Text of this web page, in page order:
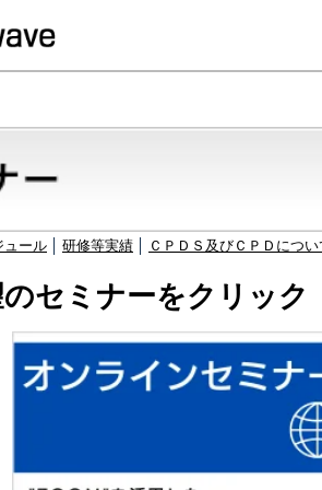
ュール 研修等実績 ＣＰＤＳ及びＣＰＤにつ
セミナーをクリック